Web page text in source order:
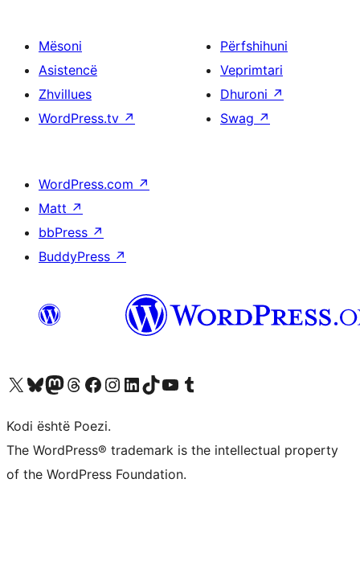
Mësoni
Asistencë
Zhvillues
WordPress.tv ↗
Përfshihuni
Veprimtari
Dhuroni ↗
Swag ↗
WordPress.com ↗
Matt ↗
bbPress ↗
BuddyPress ↗
Vizitoni llogarinë tonë X (ish Twitter)
Vizitoni llogarinë tonë Bluesky
Vizitoni llogarinë tonë Mastodon
Vizitoni llogarinë tonë Threads
Vizitoni faqen tonë në Facebook
Vizitoni llogarinë tonë Instagram
Vizitoni llogarinë tonë LinkedIn
Vizitoni llogarinë tonë TikTok
Vizitoni kanalin tonë YouTube
Vizitoni llogarinë tonë Tumblr
Kodi është Poezi.
The WordPress® trademark is the intellectual property
of the WordPress Foundation.